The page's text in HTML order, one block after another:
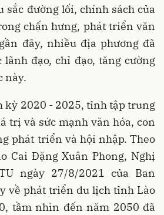
sắc đường lối, chính sách của
chấn hưng, phát triển văn
đây, nhiều địa phương đã
đạo, chỉ đạo, tăng cường
này.
kỳ 2020 - 2025, tỉnh tập trung
trị và sức mạnh văn hóa, con
phát triển và hội nhập. Theo
Cai Ðặng Xuân Phong, Nghị
ngày 27/8/2021 của Ban
về phát triển du lịch tỉnh Lào
tầm nhìn đến năm 2050 đã